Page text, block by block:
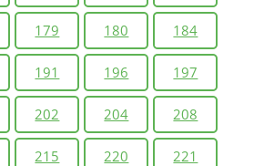
179 180 184
191 196 197
202 204 208
215 220 221